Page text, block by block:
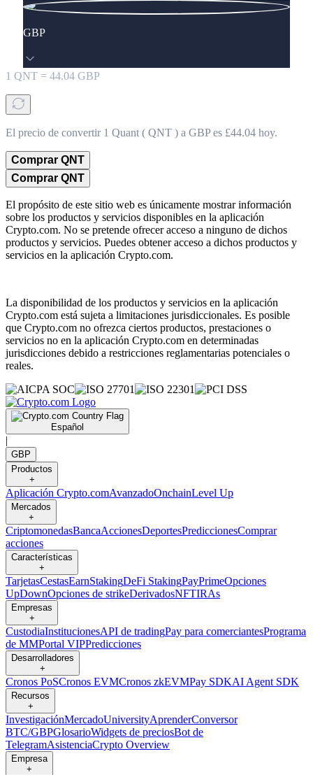
GBP
1 QNT = 44.04 GBP
El precio de convertir 1 Quant ( QNT ) a GBP es £44.04 hoy.
Comprar QNT
Comprar QNT
El propósito de este sitio web es únicamente mostrar información
sobre los productos y servicios disponibles en la aplicación
Crypto.com. No se pretende ofrecer acceso a ninguno de dichos
productos y servicios. Puedes obtener acceso a dichos productos y
servicios en la aplicación Crypto.com.
La disponibilidad de los productos y servicios en la aplicación
Crypto.com está sujeta a limitaciones jurisdiccionales. Es posible
que Crypto.com no ofrezca ciertos productos, prestaciones o
servicios no en la aplicación Crypto.com en determinadas
jurisdicciones debido a restricciones reglamentarias potenciales o
reales.
Español
|
GBP
Productos
+
Aplicación Crypto.comAvanzadoOnchainLevel Up
Mercados
+
CriptomonedasBancaAccionesDeportesPrediccionesComprar
acciones
Características
+
TarjetasCestasEarnStakingDeFi StakingPayPrimeOpciones
UpDownOpciones de strikeDerivadosNFTIRAs
Empresas
+
CustodiaInstitucionesAPI de tradingPay para comerciantesPrograma
de MMPortal VIPPredicciones
Desarrolladores
+
Cronos PoSCronos EVMCronos zkEVMPay SDKAI Agent SDK
Recursos
+
InvestigaciónMercadoUniversityAprenderConversor
BTC/GBPGlosarioWidgets de preciosBot de
TelegramAsistenciaCrypto Overview
Empresa
+